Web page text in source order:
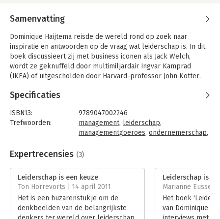
Samenvatting
Dominique Haijtema reisde de wereld rond op zoek naar
inspiratie en antwoorden op de vraag wat leiderschap is. In dit
boek discussieert zij met business iconen als Jack Welch,
wordt ze geknuffeld door multimiljardair Ingvar Kamprad
(IKEA) of uitgescholden door Harvard-professor John Kotter.
In 26 bijzondere portretten presenteert zij het gedachtegoed
van wereldleiders en managementgoeroes en laat zien wat er
nodig is om topprestaties te leveren. Leiderschap is vooral een
keuze. Het is geen vaardigheid die je op een businessschool
leert. Net als bij golfsurfen zul je vroeg of laat het water in
Het resultaat van haar zoektocht is een prachtige weergave
van de schoonheid en complexiteit van leiderschap. Leer
bijvoorbeeld van Desmond Tutu hoe krachtig compassie is en
van Jim Collins wat het betekent om excellent te zijn.
'Door haar confronterende aanpak zet Dominique deze global
leaders op scherp' -
Specificaties
ISBN13:
9789047002246
Trefwoorden:
management, leiderschap,
managementgoeroes, ondernemerschap,
inspiratie
Bindwijze:
paperback
Aantal pagina's:
255
Uitgever:
Business Contact
Druk:
1
Verschijningsdatum:
1-4-2010
Expertrecensies (3)
Leiderschap is een keuze
Ton Horrevorts | 14 april 2011
Het is een huzarenstukje om de
denkbeelden van de belangrijkste
Leiderschap is
Marianne Eussen
Het boek
van Dominique